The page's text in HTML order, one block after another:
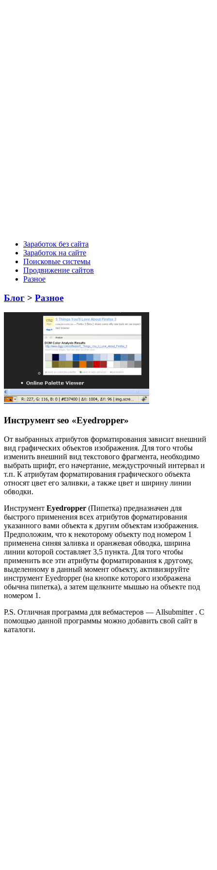
Заработок без сайта
Заработок на сайте
Поисковые системы
Продвижение сайтов
Разное
Блог > Разное
Инструмент seo «Eyedropper»
От выбранных атрибутов форматирования зависит внешний
вид графических объектов изображения. Для того чтобы
изменить внешний вид текстового фрагмента, необходимо
выбрать шрифт, его начертание, междустрочный интервал и
т.п. К атрибутам форматирования графического объекта
относят цвет его заливки, а также цвет и ширину линии
обводки.
Инструмент Eyedropper (Пипетка) предназначен для
быстрого применения всех атрибутов форматирования
указанного вами объекта к другим объектам изображения.
Предположим, что к некоторому объекту под номером 1
применена синяя заливка и оранжевая обводка, ширина
линии которой составляет 3,5 пункта. Для того чтобы
применить все эти атрибуты форматирования к другому,
выделенному в данный момент объекту, активизируйте
инструмент Eyedropper (на кнопке которого изображена
обычна пипетка), а затем щелкните мышью на объекте под
номером 1.
P.S. Отличная программа для вебмастеров — Allsubmitter . С
помощью данной программы можно добавить свой сайт в
каталоги.